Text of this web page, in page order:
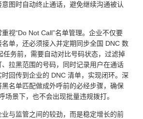
图时自动终止通话，避免继续沟通被认
视“Do Not Call”名单管理。企业不仅要
单，还必须接入并定期同步全国 DNC 数
任务前，需要自动对比号码状态，过滤掉
拉黑范围的号码，同时记录用户在通话
回传到企业的 DNC 清单，实现闭环。深
名单匹配做成外呼前的必经步骤，确保
场景下，也不会出现批量违规拨打。
与监管之间的较劲，而是稳定增长的前